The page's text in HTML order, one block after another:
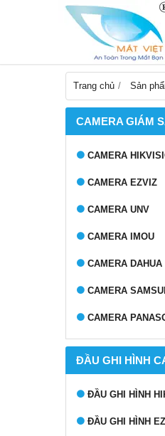
Trang chủ Sản
CAMERA GIÁM
CAMERA
CAMERA EZVIZ
CAMERA UNV
CAMERA IMOU
CAMERA DAHUA
CAMERA
CAMERA
ĐẦU GHI HÌNH
ĐẦU GHI HÌNH
ĐẦU GHI HÌNH